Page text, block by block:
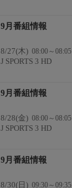
9月番組情報
8/27(木) 08:00～08:05
J SPORTS 3 HD
9月番組情報
8/28(金) 08:00～08:05
J SPORTS 3 HD
9月番組情報
8/30(日) 09:30～09:35